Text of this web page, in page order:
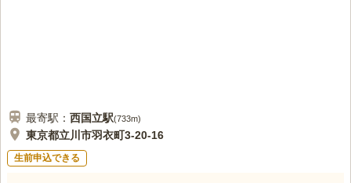
最寄駅： 西国立駅(733m)
東京都立川市羽衣町3-20-16
生前申込できる